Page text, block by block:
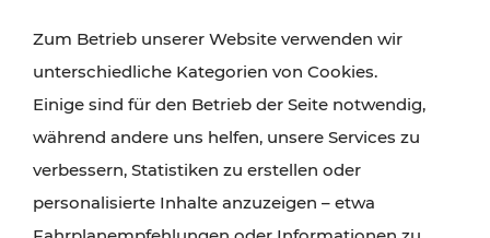
finden Sie hier im Überblick.
Zum Betrieb unserer Website verwenden wir
unterschiedliche Kategorien von Cookies.
Einige sind für den Betrieb der Seite notwendig,
während andere uns helfen, unsere Services zu
verbessern, Statistiken zu erstellen oder
personalisierte Inhalte anzuzeigen – etwa